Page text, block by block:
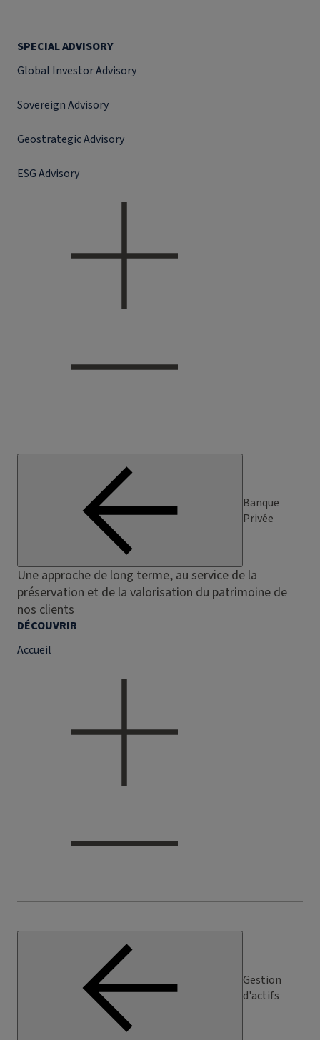
SPECIAL ADVISORY
Global Investor Advisory
Sovereign Advisory
Geostrategic Advisory
ESG Advisory
Banque
Privée
Une approche de long terme, au service de la
préservation et de la valorisation du patrimoine de
nos clients
DÉCOUVRIR
Accueil
Gestion
d'actifs